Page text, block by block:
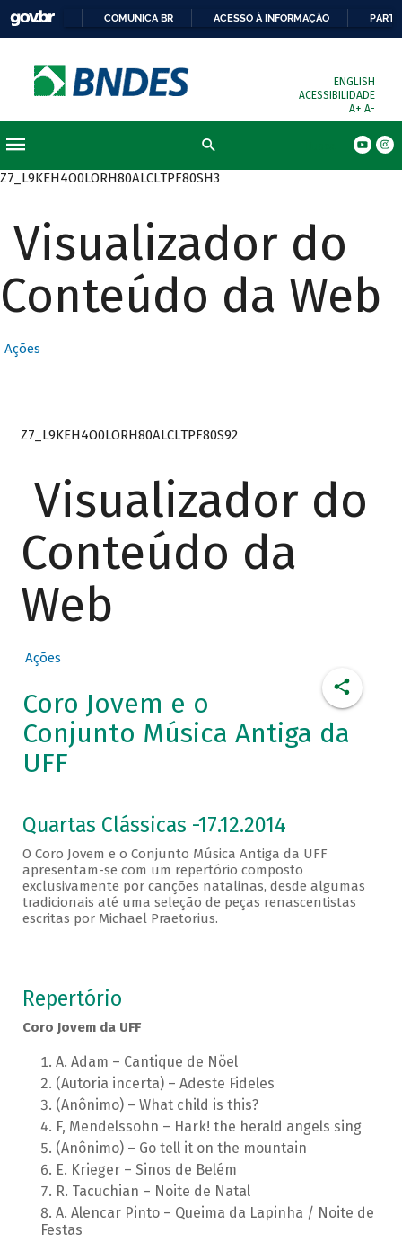
COMUNICA BR ACESSO À INFORMAÇÃO
ENGLISH
ACESSIBILIDADE
A+ A-
Z7_L9KEH4O0LORH80ALCLTPF80SH3
Visualizador do
Conteúdo da Web
Ações
Z7_L9KEH4O0LORH80ALCLTPF80S92
Visualizador do
Conteúdo da
Web
Ações
Coro Jovem e o
Conjunto Música Antiga da
UFF
Quartas Clássicas -17.12.2014
O Coro Jovem e o Conjunto Música Antiga da UFF
apresentam-se com um repertório composto
exclusivamente por canções natalinas, desde algumas
tradicionais até uma seleção de peças renascentistas
escritas por Michael Praetorius.
Repertório
Coro Jovem da UFF
A. Adam – Cantique de Nöel
(Autoria incerta) – Adeste Fideles
(Anônimo) – What child is this?
F, Mendelssohn – Hark! the herald angels sing
(Anônimo) – Go tell it on the mountain
E. Krieger – Sinos de Belém
R. Tacuchian – Noite de Natal
A. Alencar Pinto – Queima da Lapinha / Noite de
Festas